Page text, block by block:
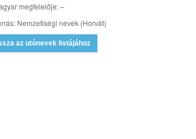
megfelelője: –
Nemzetiségi nevek (Horvát)
az utónevek listájához